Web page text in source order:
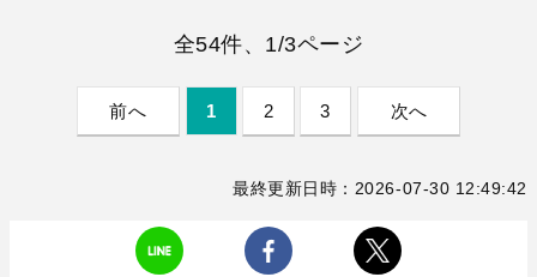
全54件、1/3ページ
前へ 1 2 3 次へ
最終更新日時：2026-07-30 12:49:42